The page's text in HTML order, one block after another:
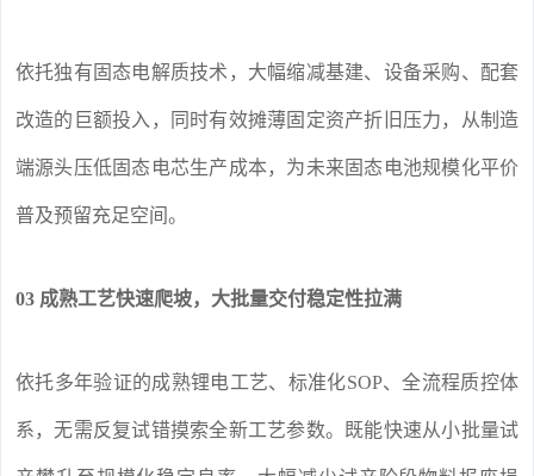
依托独有固态电解质技术，大幅缩减基建、设备采购、配套
改造的巨额投入，同时有效摊薄固定资产折旧压力，从制造
端源头压低固态电芯生产成本，为未来固态电池规模化平价
普及预留充足空间。
03 成熟工艺快速爬坡，大批量交付稳定性拉满
依托多年验证的成熟锂电工艺、标准化SOP、全流程质控体
系，无需反复试错摸索全新工艺参数。既能快速从小批量试